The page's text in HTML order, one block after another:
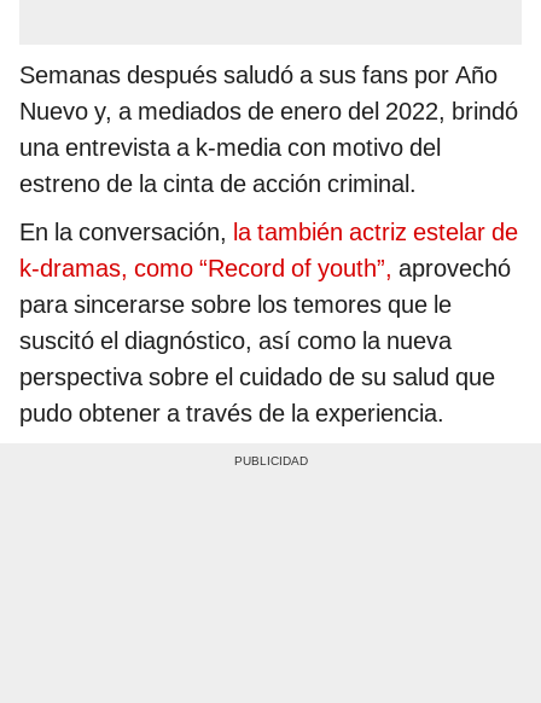
Semanas después saludó a sus fans por Año
Nuevo y, a mediados de enero del 2022, brindó
una entrevista a k-media con motivo del
estreno de la cinta de acción criminal.
En la conversación, la también actriz estelar de
k-dramas, como “Record of youth”, aprovechó
para sincerarse sobre los temores que le
suscitó el diagnóstico, así como la nueva
perspectiva sobre el cuidado de su salud que
pudo obtener a través de la experiencia.